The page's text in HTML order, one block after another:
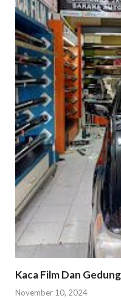
Kaca Film Dan
November 10, 2024